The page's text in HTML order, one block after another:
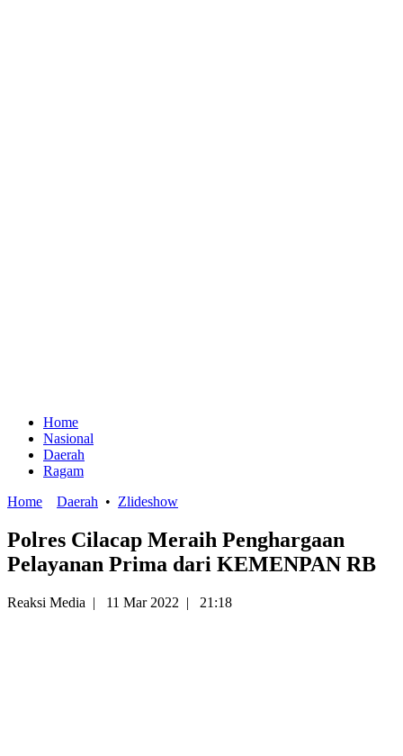
Home
Nasional
Daerah
Ragam
Home
Daerah • Zlideshow
Polres Cilacap Meraih Penghargaan
Pelayanan Prima dari KEMENPAN RB
Reaksi Media | 11 Mar 2022 | 21:18